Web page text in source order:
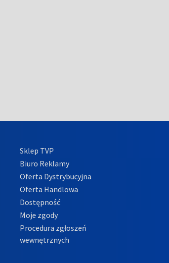
Sklep TVP
Biuro Reklamy
Oferta Dystrybucyjna
Oferta Handlowa
Dostępność
Moje zgody
Procedura zgłoszeń
wewnętrznych